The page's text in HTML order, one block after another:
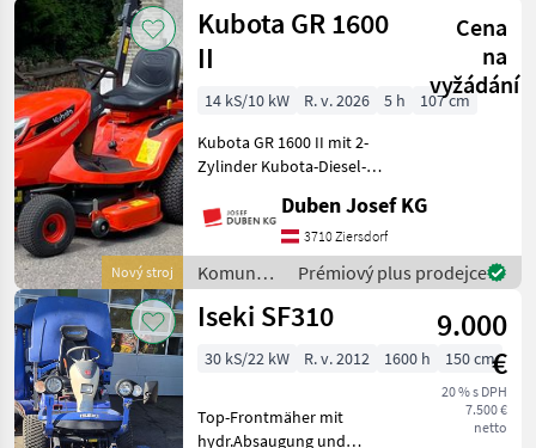
Kubota
Nový stroj
Kubota GR 1600
II
Cena
na
vyžádání
14 kS/10 kW R. v. 2026 5 h
107 cm
Kubota GR 1600 II mit 2-
Zylinder Kubota-Diesel-
wassergekühlt, 18 Liter
Kraftstofftank, Eigengewicht
415 kg, 370 Liter
Grasfangbehälter, manu
Duben Josef KG
3710 Ziersdorf
Komunálne
stroje /
Kubota
Prémiový plus prodejce
Iseki SF310
9.000
€
20 % s DPH
7.500 €
netto
30 kS/22 kW R. v. 2012 1600 h 150 cm
Top-Frontmäher mit
hydr.Absaugung und